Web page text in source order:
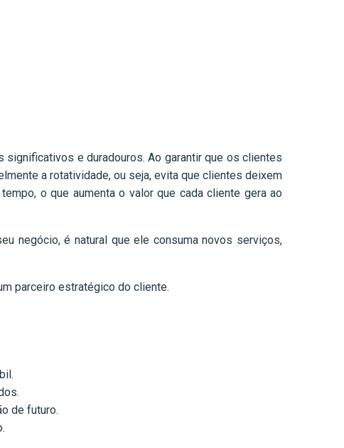
e duradouros. Ao garantir que os clientes
a rotatividade, ou seja, evita que clientes deixem
o que aumenta o valor que cada cliente gera ao
negócio, é natural que ele consuma novos serviços,
parceiro estratégico do cliente.
de futuro.